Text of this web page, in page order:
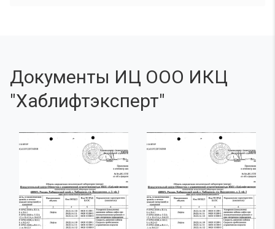
Документы ИЦ ООО ИКЦ
"Хаблифтэксперт"